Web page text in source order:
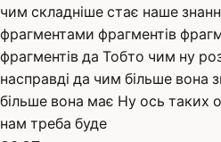
чим складніше стає наше
фрагментами фрагментів
фрагментів да Тобто чим ну
насправді да чим більше
більше вона має Ну ось таких
нам треба буде